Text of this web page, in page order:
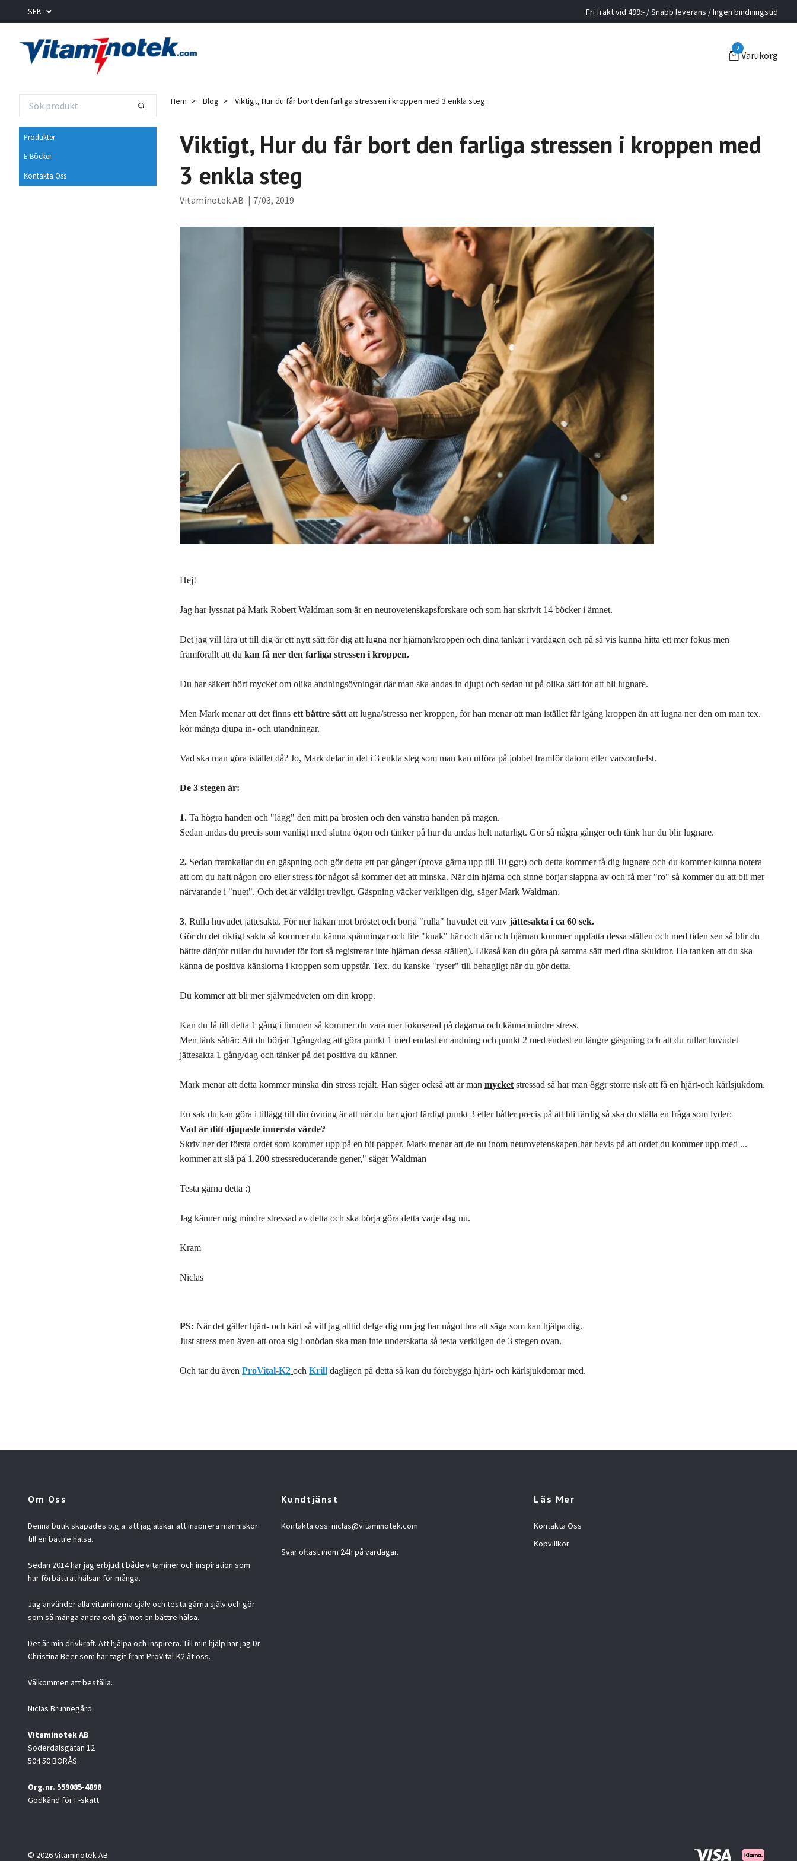
SEK Fri frakt vid 499:- / Snabb leverans / Ingen bindningstid
0
Varukorg
Produkter
E-Böcker
Kontakta Oss
Hem Blog Viktigt, Hur du får bort den farliga stressen i kroppen med 3 enkla steg
Viktigt, Hur du får bort den farliga stressen i kroppen med
3 enkla steg
Vitaminotek AB | 7/03, 2019
Hej!
Jag har lyssnat på Mark Robert Waldman som är en neurovetenskapsforskare och som har skrivit 14 böcker i ämnet.
Det jag vill lära ut till dig är ett nytt sätt för dig att lugna ner hjärnan/kroppen och dina tankar i vardagen och på så vis kunna hitta ett mer fokus men
framförallt att du kan få ner den farliga stressen i kroppen.
Du har säkert hört mycket om olika andningsövningar där man ska andas in djupt och sedan ut på olika sätt för att bli lugnare.
Men Mark menar att det finns ett bättre sätt att lugna/stressa ner kroppen, för han menar att man istället får igång kroppen än att lugna ner den om man tex.
kör många djupa in- och utandningar.
Vad ska man göra istället då? Jo, Mark delar in det i 3 enkla steg som man kan utföra på jobbet framför datorn eller varsomhelst.
De 3 stegen är:
1. Ta högra handen och "lägg" den mitt på brösten och den vänstra handen på magen.
Sedan andas du precis som vanligt med slutna ögon och tänker på hur du andas helt naturligt. Gör så några gånger och tänk hur du blir lugnare.
2. Sedan framkallar du en gäspning och gör detta ett par gånger (prova gärna upp till 10 ggr:) och detta kommer få dig lugnare och du kommer kunna notera
att om du haft någon oro eller stress för något så kommer det att minska. När din hjärna och sinne börjar slappna av och få mer "ro" så kommer du att bli mer
närvarande i "nuet". Och det är väldigt trevligt. Gäspning väcker verkligen dig, säger Mark Waldman.
3. Rulla huvudet jättesakta. För ner hakan mot bröstet och börja "rulla" huvudet ett varv jättesakta i ca 60 sek.
Gör du det riktigt sakta så kommer du känna spänningar och lite "knak" här och där och hjärnan kommer uppfatta dessa ställen och med tiden sen så blir du
bättre där(för rullar du huvudet för fort så registrerar inte hjärnan dessa ställen). Likaså kan du göra på samma sätt med dina skuldror. Ha tanken att du ska
känna de positiva känslorna i kroppen som uppstår. Tex. du kanske "ryser" till behagligt när du gör detta.
Du kommer att bli mer självmedveten om din kropp.
Kan du få till detta 1 gång i timmen så kommer du vara mer fokuserad på dagarna och känna mindre stress.
Men tänk såhär: Att du börjar 1gång/dag att göra punkt 1 med endast en andning och punkt 2 med endast en längre gäspning och att du rullar huvudet
jättesakta 1 gång/dag och tänker på det positiva du känner.
Mark menar att detta kommer minska din stress rejält. Han säger också att är man mycket stressad så har man 8ggr större risk att få en hjärt-och kärlsjukdom.
En sak du kan göra i tillägg till din övning är att när du har gjort färdigt punkt 3 eller håller precis på att bli färdig så ska du ställa en fråga som lyder:
Vad är ditt djupaste innersta värde?
Skriv ner det första ordet som kommer upp på en bit papper. Mark menar att de nu inom neurovetenskapen har bevis på att ordet du kommer upp med ...
kommer att slå på 1.200 stressreducerande gener," säger Waldman
Testa gärna detta :)
Jag känner mig mindre stressad av detta och ska börja göra detta varje dag nu.
Kram
Niclas
PS: När det gäller hjärt- och kärl så vill jag alltid delge dig om jag har något bra att säga som kan hjälpa dig.
Just stress men även att oroa sig i onödan ska man inte underskatta så testa verkligen de 3 stegen ovan.
Och tar du även ProVital-K2 och Krill dagligen på detta så kan du förebygga hjärt- och kärlsjukdomar med.
Om Oss
Denna butik skapades p.g.a. att jag älskar att inspirera människor
till en bättre hälsa.
Sedan 2014 har jag erbjudit både vitaminer och inspiration som
har förbättrat hälsan för många.
Jag använder alla vitaminerna själv och testa gärna själv och gör
som så många andra och gå mot en bättre hälsa.
Det är min drivkraft. Att hjälpa och inspirera. Till min hjälp har jag Dr
Christina Beer som har tagit fram ProVital-K2 åt oss.
Välkommen att beställa.
Niclas Brunnegård
Vitaminotek AB
Söderdalsgatan 12
504 50 BORÅS
Org.nr. 559085-4898
Godkänd för F-skatt
Kundtjänst
Kontakta oss: niclas@vitaminotek.com
Svar oftast inom 24h på vardagar.
Läs Mer
Kontakta Oss
Köpvillkor
© 2026 Vitaminotek AB